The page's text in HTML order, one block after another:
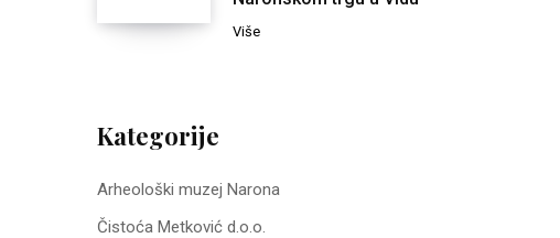
Više
Kategorije
Arheološki muzej Narona
Čistoća Metković d.o.o.